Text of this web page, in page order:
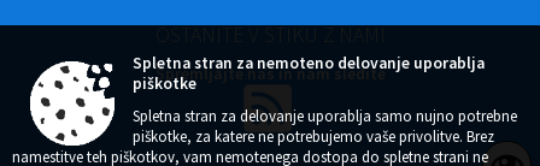
Spremljajte nas in nam sledite
Spletna stran za nemoteno delovanje uporablja
piškotke
Spletna stran za delovanje uporablja samo nujno potrebne
piškotke, za katere ne potrebujemo vaše privolitve. Brez
namestitve teh piškotkov, vam nemotenega dostopa do spletne strani ne